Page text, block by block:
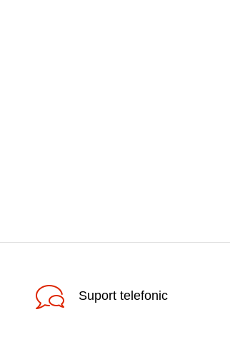
Suport telefonic